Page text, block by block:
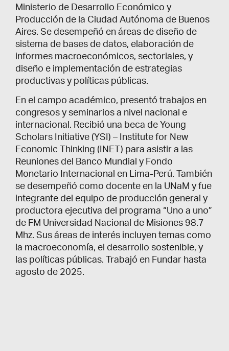
Ministerio de Desarrollo Económico y
Producción de la Ciudad Autónoma de Buenos
Aires. Se desempeñó en áreas de diseño de
sistema de bases de datos, elaboración de
informes macroeconómicos, sectoriales, y
diseño e implementación de estrategias
productivas y políticas públicas.
En el campo académico, presentó trabajos en
congresos y seminarios a nivel nacional e
internacional. Recibió una beca de Young
Scholars Initiative (YSI) – Institute for New
Economic Thinking (INET) para asistir a las
Reuniones del Banco Mundial y Fondo
Monetario Internacional en Lima-Perú. También
se desempeñó como docente en la UNaM y fue
integrante del equipo de producción general y
productora ejecutiva del programa “Uno a uno”
de FM Universidad Nacional de Misiones 98.7
Mhz. Sus áreas de interés incluyen temas como
la macroeconomía, el desarrollo sostenible, y
las políticas públicas. Trabajó en Fundar hasta
agosto de 2025.